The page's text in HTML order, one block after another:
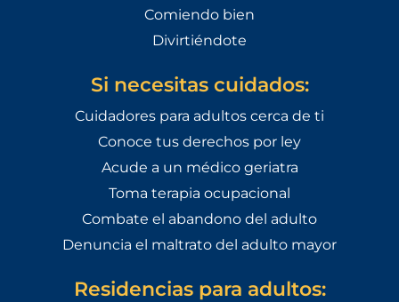
Comiendo bien
Divirtiéndote
Si necesitas cuidados:
Cuidadores para adultos cerca de ti
Conoce tus derechos por ley
Acude a un médico geriatra
Toma terapia ocupacional
Combate el abandono del adulto
Denuncia el maltrato del adulto mayor
Residencias para adultos: